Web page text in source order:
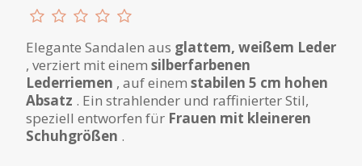
Elegante Sandalen aus glattem, weißem Leder
, verziert mit einem silberfarbenen
Lederriemen , auf einem stabilen 5 cm hohen
Absatz . Ein strahlender und raffinierter Stil,
speziell entworfen für Frauen mit kleineren
Schuhgrößen .